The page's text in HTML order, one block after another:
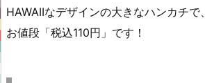
HAWAIIなデザインの大きなハンカチで、
お値段「税込110円」です！